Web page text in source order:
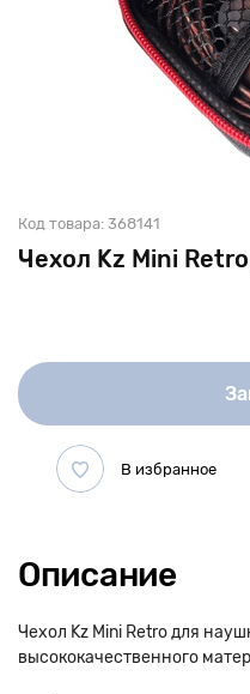
Чехол Kz Mini
Код товара: 368141
Описание
Чехол Kz Mini Retro для
высококачественного